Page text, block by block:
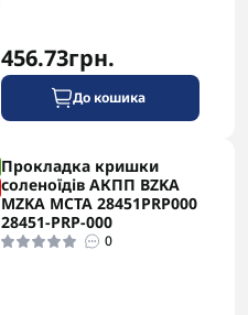
456.73грн.
До кошика
Прокладка кришки
соленоїдів АКПП BZKA
MZKA MCTA 28451PRP000
28451-PRP-000
0